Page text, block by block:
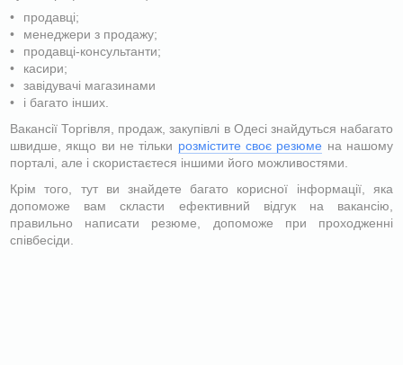
продавці;
менеджери з продажу;
продавці-консультанти;
касири;
завідувачі магазинами
і багато інших.
Вакансії Торгівля, продаж, закупівлі в Одесі знайдуться набагато
швидше, якщо ви не тільки розмістите своє резюме на нашому
порталі, але і скористаєтеся іншими його можливостями.
Крім того, тут ви знайдете багато корисної інформації, яка
допоможе вам скласти ефективний відгук на вакансію,
правильно написати резюме, допоможе при проходженні
співбесіди.